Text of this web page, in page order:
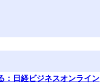
：日経ビジネスオンライン